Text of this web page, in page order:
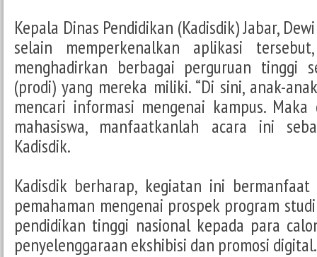
Kepala Dinas Pendidikan (Kadisdik) Jabar,
selain memperkenalkan aplikasi
menghadirkan berbagai perguruan tinggi
(prodi) yang mereka miliki. “Di sini, anak-
mencari informasi mengenai kampus.
mahasiswa, manfaatkanlah acara ini
Kadisdik.
Kadisdik berharap, kegiatan ini
pemahaman mengenai prospek program
pendidikan tinggi nasional kepada para
penyelenggaraan ekshibisi dan promosi digital.